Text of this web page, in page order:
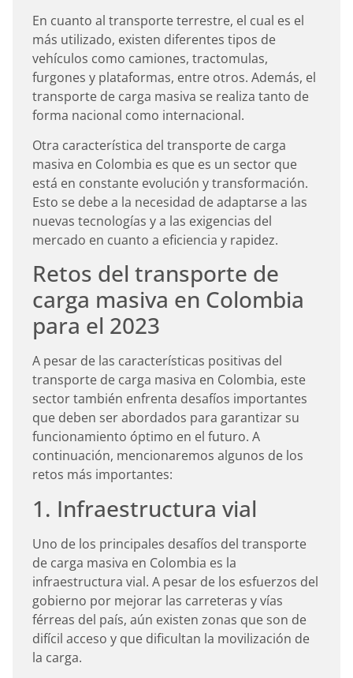
En cuanto al transporte terrestre, el cual es el
más utilizado, existen diferentes tipos de
vehículos como camiones, tractomulas,
furgones y plataformas, entre otros. Además, el
transporte de carga masiva se realiza tanto de
forma nacional como internacional.
Otra característica del transporte de carga
masiva en Colombia es que es un sector que
está en constante evolución y transformación.
Esto se debe a la necesidad de adaptarse a las
nuevas tecnologías y a las exigencias del
mercado en cuanto a eficiencia y rapidez.
Retos del transporte de
carga masiva en Colombia
para el 2023
A pesar de las características positivas del
transporte de carga masiva en Colombia, este
sector también enfrenta desafíos importantes
que deben ser abordados para garantizar su
funcionamiento óptimo en el futuro. A
continuación, mencionaremos algunos de los
retos más importantes:
1. Infraestructura vial
Uno de los principales desafíos del transporte
de carga masiva en Colombia es la
infraestructura vial. A pesar de los esfuerzos del
gobierno por mejorar las carreteras y vías
férreas del país, aún existen zonas que son de
difícil acceso y que dificultan la movilización de
la carga.